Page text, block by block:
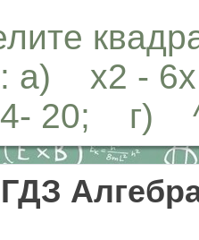
а) х2 -
20; г)